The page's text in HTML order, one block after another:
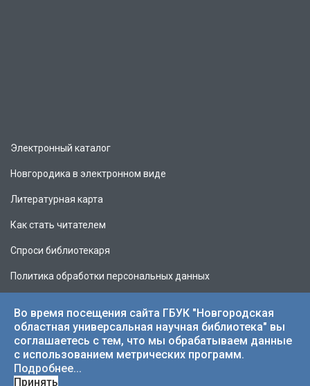
Электронный каталог
Новгородика в электронном виде
Литературная карта
Как стать читателем
Спроси библиотекаря
Политика обработки персональных данных
© 2026 НОУНБ.
Во время посещения сайта ГБУК "Новгородская
областная универсальная научная библиотека" вы
соглашаетесь с тем, что мы обрабатываем данные
с использованием метрических программ.
Подробнее...
Принять